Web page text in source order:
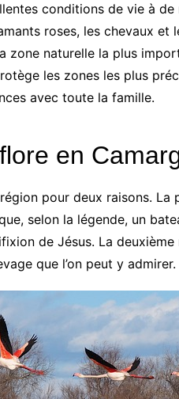
conditions de vie à
roses, les chevaux et
zone naturelle la plus
les zones les plus
avec toute la famille.
en
pour deux raisons. La
selon la légende, un
de Jésus. La
que l’on peut y admirer.